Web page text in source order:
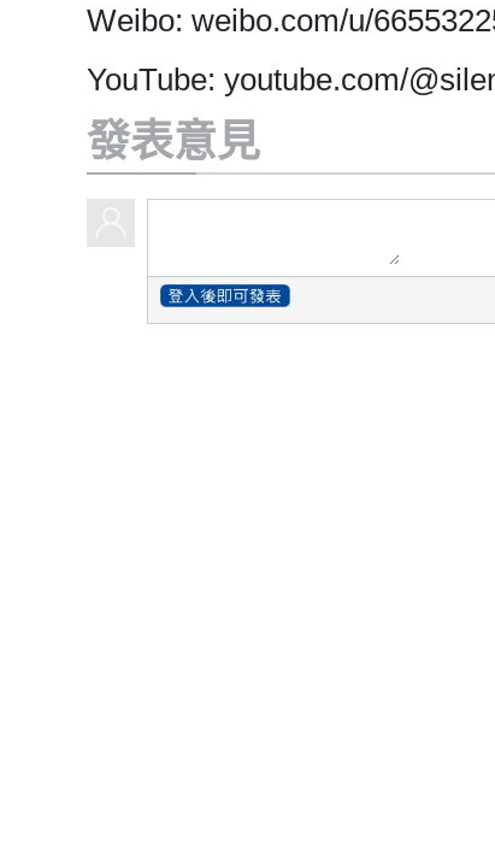
Weibo: weibo.com/u/
YouTube: youtube.com/
發表意見